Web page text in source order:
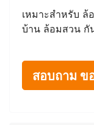
เหมาะสำหรับ
บ้าน ล้อมสวน กั
สอบถาม ข